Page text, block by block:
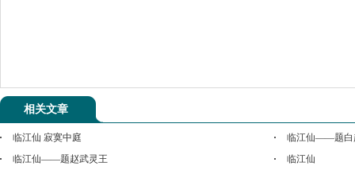
相关文章
临江仙 寂寞中庭
临江仙——题白
临江仙——题赵武灵王
临江仙